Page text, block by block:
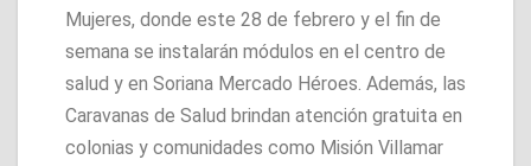
Mujeres, donde este 28 de febrero y el fin de
semana se instalarán módulos en el centro de
salud y en Soriana Mercado Héroes. Además, las
Caravanas de Salud brindan atención gratuita en
colonias y comunidades como Misión Villamar